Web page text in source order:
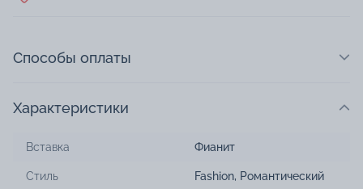
Способы оплаты
Характеристики
Вставка Фианит
Стиль Fashion, Романтический